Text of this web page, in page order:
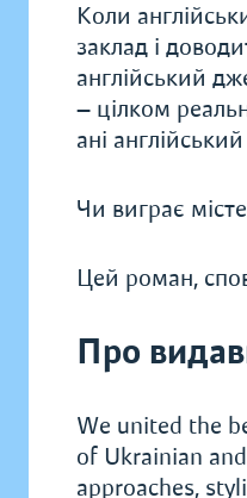
Коли
заклад і
англійський
— цілком
ані
Чи виграє
Цей роман,
Про
We united the
of Ukrainian
approaches,